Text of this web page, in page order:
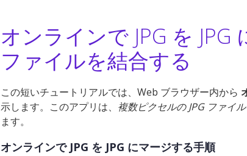
オンラインで JPG を JPG
ファイルを結合する
この短いチュートリアルでは、Web ブラウザー内から
示します。このアプリは、 複数ピクセルの JPG ファイル
ます。
オンラインで JPG を JPG にマージする手順